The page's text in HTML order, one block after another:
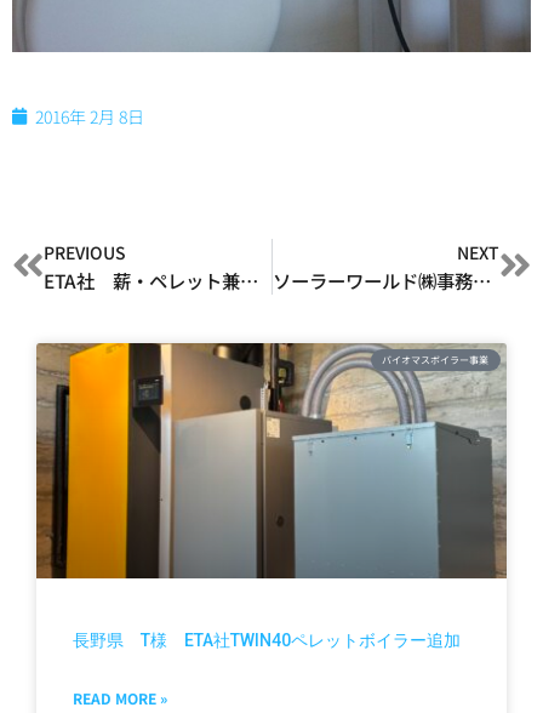
2016年 2月 8日
PREVIOUS
ETA社 薪・ペレット兼用ボイラー（富山県）
NEXT
ソーラーワールド㈱事務所バイオマスボイラーマイクロ熱供給システム
バイオマスボイラー事業
長野県 T様 ETA社TWIN40ペレットボイラー追加
READ MORE »